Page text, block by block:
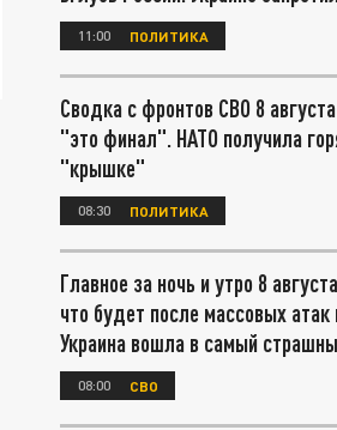
11:00 ПОЛИТИКА
Сводка с фронтов СВО 8
"это финал". НАТО получила
"крышке"
08:30 ПОЛИТИКА
Главное за ночь и утро 8
что будет после массовых
Украина вошла в самый
08:00 СВО